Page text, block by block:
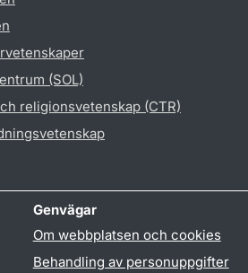
(SOL)
religionsvetenskap (CTR)
Genvägar
Om webbplatsen och cookies
Behandling av personuppgifter